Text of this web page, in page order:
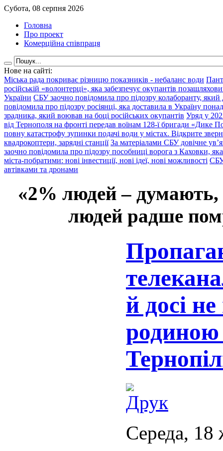
Субота, 08 серпня 2026
Головна
Про проект
Комерційна співпраця
Нове на сайті:
Міська рада покриває різницю показників - небаланс води
російській «волонтерці», яка забезпечує окупантів
України СБУ заочно повідомила про підозру колаборанту,
повідомила про підозру росіянці, яка доставила в Україну
зрадника, який воював на боці російських окупантів Уряд у
від Тернополя на фронті передав воїнам 128-ї бригади «Дике
повну катастрофу зупинки подачі води у містах. Відкрите
квадрокоптери, зарядні станції За матеріалами СБУ довічне
заочно повідомила про підозру пособниці ворога з Каховки,
міста-побратими: нові інвестиції, нові ідеї, нові можливості СБУ
автівками та дронами
«2% людей –
людей радше
й досі
родиною
Середа, 18